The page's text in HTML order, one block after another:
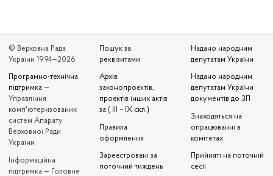
© Верховна Рада
України 1994—2026
Програмно-технічна
підтримка —
Управління
комп'ютеризованих
систем Апарату
Верховної Ради
України
Iнформаційна
підтримка — Головне
Пошук за
реквізитами
Архів
законопроєктів,
проєктів інших актів
за ( III – IX скл.)
Правила
оформлення
Зареєстровані за
поточний тиждень
Надано народним
депутатам України
Надано народним
депутатам України
документів до ЗП
Знаходяться на
опрацюванні в
комітетах
Прийняті на поточній
сесії